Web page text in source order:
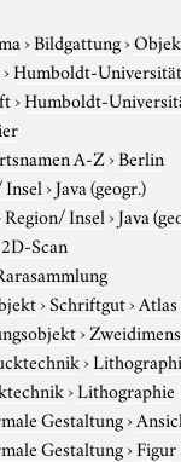
›Bildgattung›
›Humboldt-
›Humboldt-
A-Z›Berlin
Insel›Java (geogr.)
Region/ Insel›Java
2D-Scan
›Schriftgut›Atlas
›
›
›Lithographie
Gestaltung›
Gestaltung›Figur